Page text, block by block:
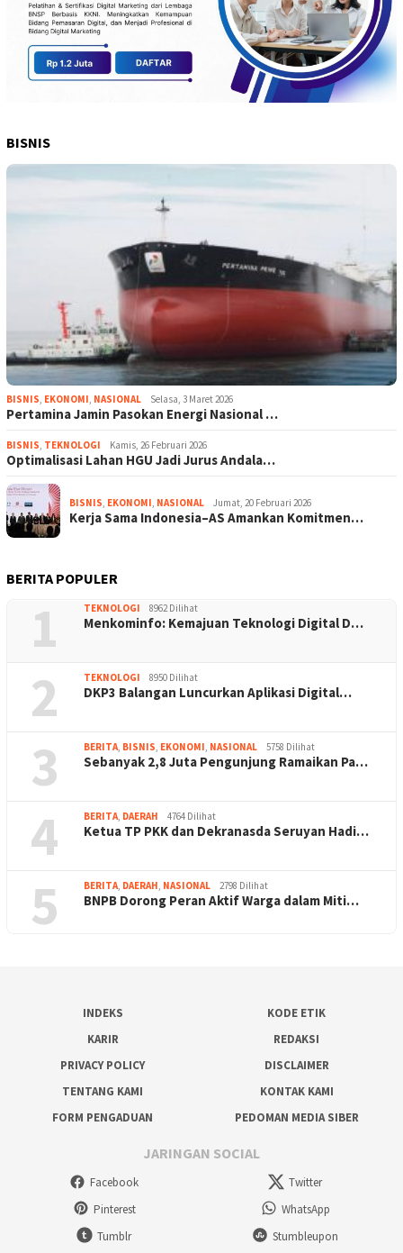
BISNIS
BISNIS, EKONOMI, NASIONAL Selasa, 3 Maret 2026
Pertamina Jamin Pasokan Energi Nasional …
BISNIS, TEKNOLOGI Kamis, 26 Februari 2026
Optimalisasi Lahan HGU Jadi Jurus Andala…
BISNIS, EKONOMI, NASIONAL Jumat, 20 Februari 2026
Kerja Sama Indonesia–AS Amankan Komitmen…
BERITA POPULER
1 TEKNOLOGI 8962 Dilihat
Menkominfo: Kemajuan Teknologi Digital D…
2 TEKNOLOGI 8950 Dilihat
DKP3 Balangan Luncurkan Aplikasi Digital…
3 BERITA, BISNIS, EKONOMI, NASIONAL 5758 Dilihat
Sebanyak 2,8 Juta Pengunjung Ramaikan Pa…
4 BERITA, DAERAH 4764 Dilihat
Ketua TP PKK dan Dekranasda Seruyan Hadi…
5 BERITA, DAERAH, NASIONAL 2798 Dilihat
BNPB Dorong Peran Aktif Warga dalam Miti…
INDEKS
KODE ETIK
KARIR
REDAKSI
PRIVACY POLICY
DISCLAIMER
TENTANG KAMI
KONTAK KAMI
FORM PENGADUAN
PEDOMAN MEDIA SIBER
JARINGAN SOCIAL
Facebook
Twitter
Pinterest
WhatsApp
Tumblr
Stumbleupon